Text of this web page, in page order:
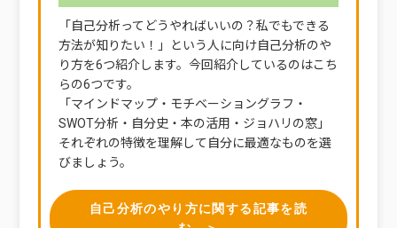
「自己分析ってどうやればいいの？私でもできる
方法が知りたい！」という人に向け自己分析のや
り方を6つ紹介します。今回紹介しているのはこち
らの6つです。
「マインドマップ・モチベーショングラフ・
SWOT分析・自分史・本の活用・ジョハリの窓」
それぞれの特徴を理解して自分に最適なものを選
びましょう。
自己分析のやり方に関する記事を読